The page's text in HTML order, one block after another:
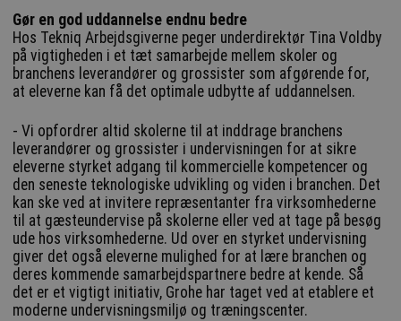
Gør en god uddannelse endnu bedre
Hos Tekniq Arbejdsgiverne peger underdirektør Tina Voldby
på vigtigheden i et tæt samarbejde mellem skoler og
branchens leverandører og grossister som afgørende for,
at eleverne kan få det optimale udbytte af uddannelsen.
- Vi opfordrer altid skolerne til at inddrage branchens
leverandører og grossister i undervisningen for at sikre
eleverne styrket adgang til kommercielle kompetencer og
den seneste teknologiske udvikling og viden i branchen. Det
kan ske ved at invitere repræsentanter fra virksomhederne
til at gæsteundervise på skolerne eller ved at tage på besøg
ude hos virksomhederne. Ud over en styrket undervisning
giver det også eleverne mulighed for at lære branchen og
deres kommende samarbejdspartnere bedre at kende. Så
det er et vigtigt initiativ, Grohe har taget ved at etablere et
moderne undervisningsmiljø og træningscenter.